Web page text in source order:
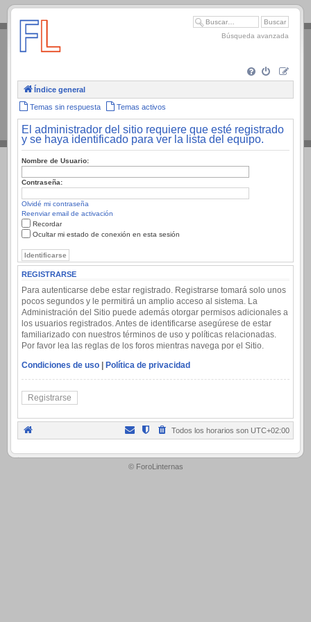
.
Búsqueda avanzada
Índice general
Temas sin respuesta Temas activos
El administrador del sitio requiere que esté registrado
y se haya identificado para ver la lista del equipo.
Nombre de Usuario:
Contraseña:
Olvidé mi contraseña
Reenviar email de activación
Recordar
Ocultar mi estado de conexión en esta sesión
REGISTRARSE
Para autenticarse debe estar registrado. Registrarse tomará solo unos
pocos segundos y le permitirá un amplio acceso al sistema. La
Administración del Sitio puede además otorgar permisos adicionales a
los usuarios registrados. Antes de identificarse asegúrese de estar
familiarizado con nuestros términos de uso y políticas relacionadas.
Por favor lea las reglas de los foros mientras navega por el Sitio.
Condiciones de uso | Política de privacidad
Registrarse
Todos los horarios son UTC+02:00
.
© ForoLinternas